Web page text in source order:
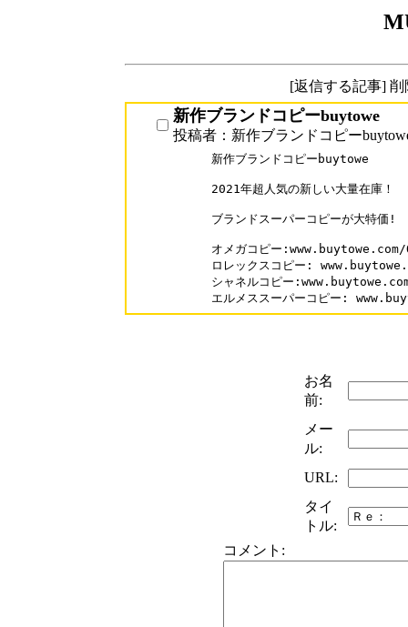
[返信する記事]
新作ブランドコピーbuytowe
投稿者：新作ブランドコピー
新作ブランドコピーbuytowe
2021年超人気の新しい大量在庫！
ブランドスーパーコピーが大特価!
オメガコピー:www.buytowe.com/
ロレックスコピー:
シャネルコピー
エルメススーパーコピー:
お名
前:
メー
ル:
URL:
タイ
トル:
コメント: